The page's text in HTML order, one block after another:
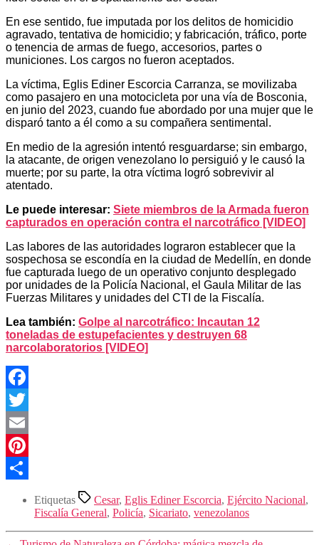
En ese sentido, fue imputada por los delitos de homicidio
agravado, tentativa de homicidio; y fabricación, tráfico, porte
o tenencia de armas de fuego, accesorios, partes o
municiones. Los cargos no fueron aceptados.
La víctima, Eglis Ediner Escorcia Carranza, se movilizaba
como pasajero en una motocicleta por una vía de Bosconia,
en junio del 2023, cuando fue abordado por una mujer que le
disparó tanto a él como a su compañera sentimental.
En medio de la agresión intentó resguardarse; sin embargo,
la atacante, de origen venezolano lo persiguió y le causó la
muerte; por su parte, la otra víctima logró sobrevivir al
atentado.
Le puede interesar: Siete miembros de la Armada fueron
capturados en operación contra el narcotráfico [VIDEO]
Las labores de las autoridades lograron establecer que la
sospechosa se escondía en la ciudad de Medellín, en donde
fue capturada luego de un operativo conjunto desplegado
por unidades de la Policía Nacional, el Gaula Militar de las
Fuerzas Militares y unidades del CTI de la Fiscalía.
Lea también: Golpe al narcotráfico: Incautan 12
toneladas de estupefacientes y destruyen 68
narcolaboratorios [VIDEO]
Facebook
Twitter
Email
Pinterest
Etiquetas Cesar, Eglis Ediner Escorcia, Ejército Nacional,
Fiscalía General, Policía, Sicariato, venezolanos